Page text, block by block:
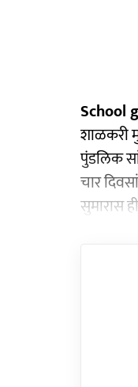
School
शाळकरी
पुंडलिक
चार
सुमारास